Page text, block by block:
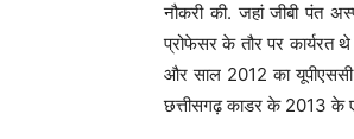
नौकरी की. जहां जीबी पंत
प्रोफेसर के तौर पर कार्यरत
और साल 2012 का यूपीएससी
छत्तीसगढ़ काडर के 2013 के